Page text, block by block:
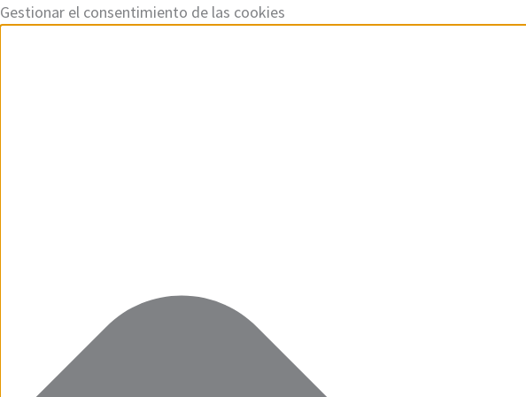
Gestionar el consentimiento de las cookies
Funcional
Preferencias
Estadísticas
Marketing
Ir